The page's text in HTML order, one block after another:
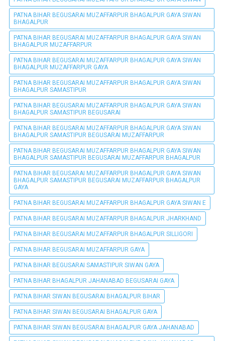
PATNA BIHAR BEGUSARAI MUZAFFARPUR BHAGALPUR GAYA SIWAN
BHAGALPUR
PATNA BIHAR BEGUSARAI MUZAFFARPUR BHAGALPUR GAYA SIWAN
BHAGALPUR MUZAFFARPUR
PATNA BIHAR BEGUSARAI MUZAFFARPUR BHAGALPUR GAYA SIWAN
BHAGALPUR MUZAFFARPUR GAYA
PATNA BIHAR BEGUSARAI MUZAFFARPUR BHAGALPUR GAYA SIWAN
BHAGALPUR SAMASTIPUR
PATNA BIHAR BEGUSARAI MUZAFFARPUR BHAGALPUR GAYA SIWAN
BHAGALPUR SAMASTIPUR BEGUSARAI
PATNA BIHAR BEGUSARAI MUZAFFARPUR BHAGALPUR GAYA SIWAN
BHAGALPUR SAMASTIPUR BEGUSARAI MUZAFFARPUR
PATNA BIHAR BEGUSARAI MUZAFFARPUR BHAGALPUR GAYA SIWAN
BHAGALPUR SAMASTIPUR BEGUSARAI MUZAFFARPUR BHAGALPUR
PATNA BIHAR BEGUSARAI MUZAFFARPUR BHAGALPUR GAYA SIWAN
BHAGALPUR SAMASTIPUR BEGUSARAI MUZAFFARPUR BHAGALPUR
GAYA
PATNA BIHAR BEGUSARAI MUZAFFARPUR BHAGALPUR GAYA SIWAN E
PATNA BIHAR BEGUSARAI MUZAFFARPUR BHAGALPUR JHARKHAND
PATNA BIHAR BEGUSARAI MUZAFFARPUR BHAGALPUR SILLIGORI
PATNA BIHAR BEGUSARAI MUZAFFARPUR GAYA
PATNA BIHAR BEGUSARAI SAMASTIPUR SIWAN GAYA
PATNA BIHAR BHAGALPUR JAHANABAD BEGUSARAI GAYA
PATNA BIHAR SIWAN BEGUSARAI BHAGALPUR BIHAR
PATNA BIHAR SIWAN BEGUSARAI BHAGALPUR GAYA
PATNA BIHAR SIWAN BEGUSARAI BHAGALPUR GAYA JAHANABAD